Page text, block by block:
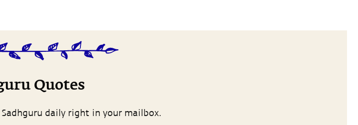
Quotes
daily right in your mailbox.